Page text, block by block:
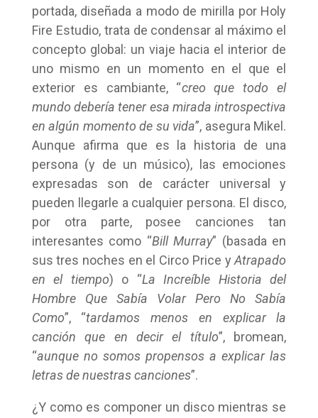
portada, diseñada a modo de mirilla por Holy
Fire Estudio, trata de condensar al máximo el
concepto global: un viaje hacia el interior de
uno mismo en un momento en el que el
exterior es cambiante, “creo que todo el
mundo debería tener esa mirada introspectiva
en algún momento de su vida”, asegura Mikel.
Aunque afirma que es la historia de una
persona (y de un músico), las emociones
expresadas son de carácter universal y
pueden llegarle a cualquier persona. El disco,
por otra parte, posee canciones tan
interesantes como “Bill Murray” (basada en
sus tres noches en el Circo Price yAtrapado
en el tiempo) o “La Increíble Historia del
Hombre Que Sabía Volar Pero No Sabía
Como”, “tardamos menos en explicar la
canción que en decir el título”, bromean,
“aunque no somos propensos a explicar las
letras de nuestras canciones”.
¿Y como es componer un disco mientras se